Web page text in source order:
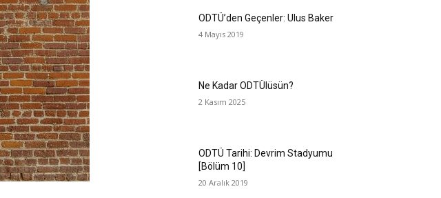
ODTÜ’den Geçenler: Ulus Baker
4 Mayıs 2019
Ne Kadar ODTÜlüsün?
2 Kasım 2025
ODTÜ Tarihi: Devrim Stadyumu
[Bölüm 10]
20 Aralık 2019